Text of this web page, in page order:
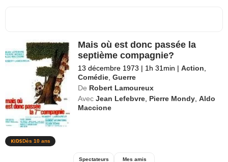
Mais où est donc passée la
septième compagnie?
13 décembre 1973 | 1h 31min | Action
Comédie ,Guerre
De Robert Lamoureux
Avec Jean Lefebvre Pierre Mondy ,Aldo
Maccione
Dès 10 ans
Spectateurs Mes amis